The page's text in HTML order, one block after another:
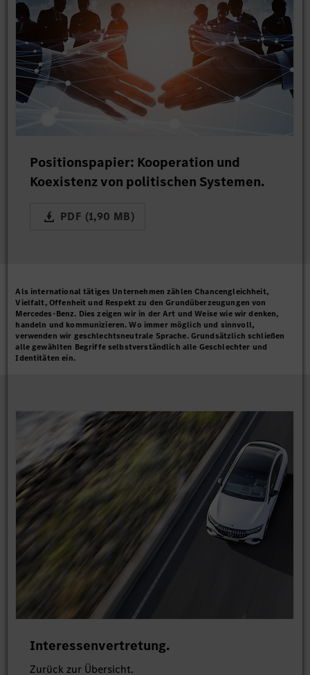
Positionspapier: Kooperation und
Koexistenz von politischen Systemen.
PDF (1,90 MB)
Als international tätiges Unternehmen zählen Chancengleichheit,
Vielfalt, Offenheit und Respekt zu den Grundüberzeugungen von
Mercedes-Benz. Dies zeigen wir in der Art und Weise wie wir denken,
handeln und kommunizieren. Wo immer möglich und sinnvoll,
verwenden wir geschlechtsneutrale Sprache. Grundsätzlich schließen
alle gewählten Begriffe selbstverständlich alle Geschlechter und
Identitäten ein.
Interessenvertretung.
Zurück zur Übersicht.